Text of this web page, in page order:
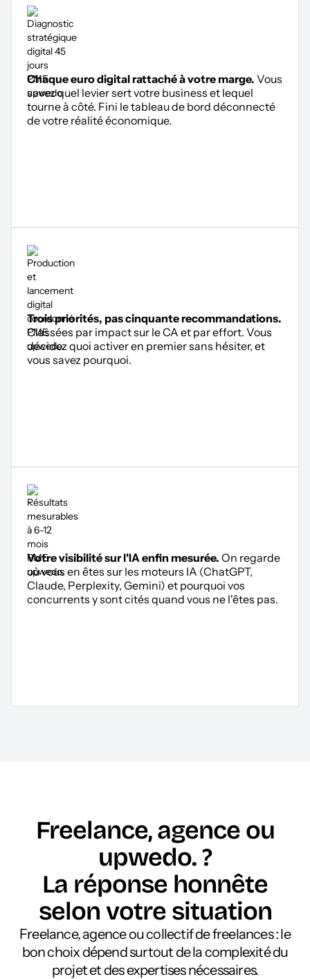
Chaque euro digital rattaché à votre marge. Vous
savez quel levier sert votre business et lequel
tourne à côté. Fini le tableau de bord déconnecté
de votre réalité économique.
Trois priorités, pas cinquante recommandations.
Classées par impact sur le CA et par effort. Vous
décidez quoi activer en premier sans hésiter, et
vous savez pourquoi.
Votre visibilité sur l'IA enfin mesurée. On regarde
où vous en êtes sur les moteurs IA (ChatGPT,
Claude, Perplexity, Gemini) et pourquoi vos
concurrents y sont cités quand vous ne l'êtes pas.
Freelance, agence ou
upwedo. ?
La réponse honnête
selon votre situation
Freelance, agence ou collectif de freelances : le
bon choix dépend surtout de la complexité du
projet et des expertises nécessaires.